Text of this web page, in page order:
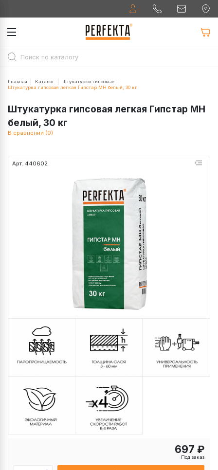
Главная Каталог
Штукатурки гипсовые
Штукатурка гипсовая легкая Гипстар МН белый, 30 кг
Штукатурка гипсовая легкая Гипстар МН
белый, 30 кг
В сравнении (0)
Арт. 440602
697 ₽
Под заказ